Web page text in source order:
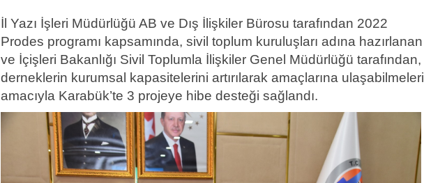
İl Yazı İşleri Müdürlüğü AB ve Dış İlişkiler Bürosu tarafından 2022
Prodes programı kapsamında, sivil toplum kuruluşları adına hazırlanan
ve İçişleri Bakanlığı Sivil Toplumla İlişkiler Genel Müdürlüğü tarafından,
derneklerin kurumsal kapasitelerini artırılarak amaçlarına ulaşabilmeleri
amacıyla Karabük’te 3 projeye hibe desteği sağlandı.